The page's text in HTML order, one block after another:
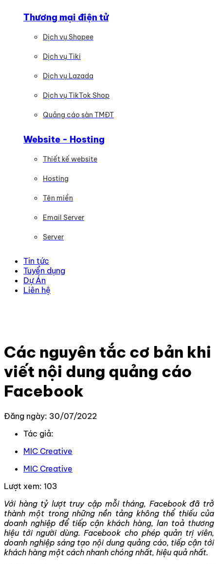
Thương mại điện tử
Dịch vụ Shopee
Dịch vụ Tiki
Dịch vụ Lazada
Dịch vụ TikTok Shop
Quảng cáo sàn TMĐT
Website - Hosting
Thiết kế website
Hosting
Tên miền
Email Server
Server
Tin tức
Tuyển dụng
Dự Án
Liên hệ
Các nguyên tắc cơ bản khi
viết nội dung quảng cáo
Facebook
Đăng ngày: 30/07/2022
Tác giả:
MIC Creative
MIC Creative
Lượt xem: 103
Với hàng tỷ lượt truy cập mỗi tháng, Facebook đã trở
thành một trong những nền tảng không thể thiếu của
doanh nghiệp để tiếp cận khách hàng, lan toả thương
hiệu tới người dùng. Facebook cho phép quản trị viên,
doanh nghiệp sáng tạo nội dung quảng cáo, tiếp cận tới
khách hàng một cách nhanh chóng nhất, hiệu quả nhất.